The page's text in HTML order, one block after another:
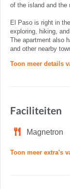
of the island and the
El Paso is right in
exploring, hiking,
The apartment also
and other nearby
Toon meer details
Faciliteiten
Magnetron
Toon meer extra's